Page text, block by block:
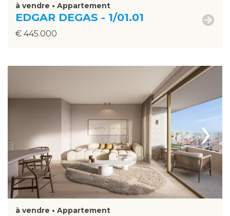
à vendre • Appartement
EDGAR DEGAS - 1/01.01
€ 445.000
›
à vendre • Appartement